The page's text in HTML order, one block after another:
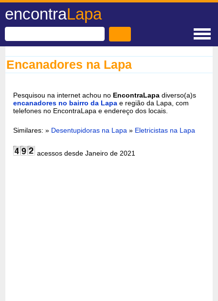
encontraLapa
Encanadores na Lapa
Pesquisou na internet achou no EncontraLapa diverso(a)s
encanadores no bairro da Lapa e região da Lapa, com
telefones no EncontraLapa e endereço dos locais.
Similares: » Desentupidoras na Lapa » Eletricistas na Lapa
acessos desde Janeiro de 2021